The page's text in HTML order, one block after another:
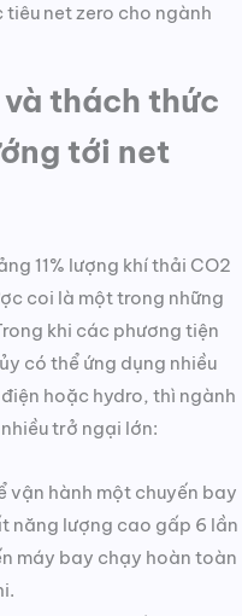
net zero cho ngành
thách thức
tới net
11% lượng khí thải CO2
coi là một trong những
khi các phương tiện
có thể ứng dụng nhiều
hoặc hydro, thì ngành
trở ngại lớn:
vận hành một chuyến bay
năng lượng cao gấp 6 lần
máy bay chạy hoàn toàn